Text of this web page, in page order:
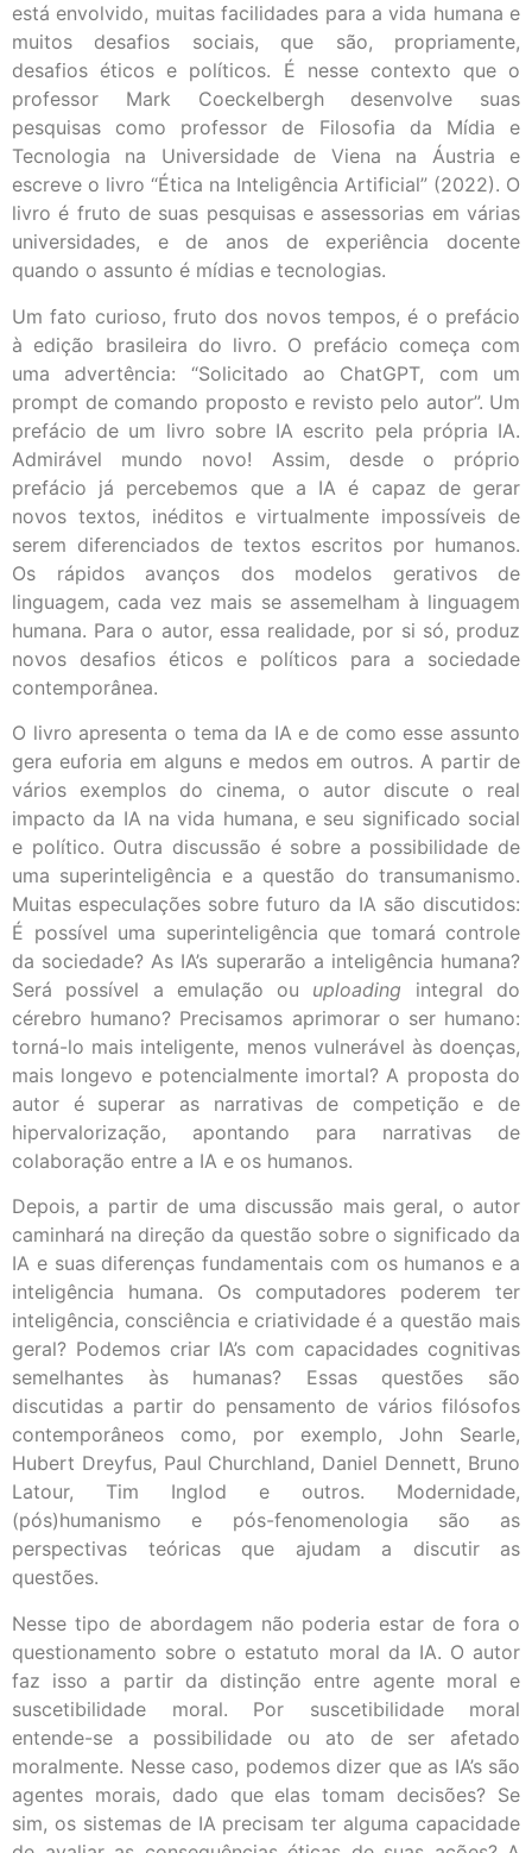
está envolvido, muitas facilidades para a vida humana e
muitos desafios sociais, que são, propriamente,
desafios éticos e políticos. É nesse contexto que o
professor Mark Coeckelbergh desenvolve suas
pesquisas como professor de Filosofia da Mídia e
Tecnologia na Universidade de Viena na Áustria e
escreve o livro “Ética na Inteligência Artificial” (2022). O
livro é fruto de suas pesquisas e assessorias em várias
universidades, e de anos de experiência docente
quando o assunto é mídias e tecnologias.
Um fato curioso, fruto dos novos tempos, é o prefácio
à edição brasileira do livro. O prefácio começa com
uma advertência: “Solicitado ao ChatGPT, com um
prompt de comando proposto e revisto pelo autor”. Um
prefácio de um livro sobre IA escrito pela própria IA.
Admirável mundo novo! Assim, desde o próprio
prefácio já percebemos que a IA é capaz de gerar
novos textos, inéditos e virtualmente impossíveis de
serem diferenciados de textos escritos por humanos.
Os rápidos avanços dos modelos gerativos de
linguagem, cada vez mais se assemelham à linguagem
humana. Para o autor, essa realidade, por si só, produz
novos desafios éticos e políticos para a sociedade
contemporânea.
O livro apresenta o tema da IA e de como esse assunto
gera euforia em alguns e medos em outros. A partir de
vários exemplos do cinema, o autor discute o real
impacto da IA na vida humana, e seu significado social
e político. Outra discussão é sobre a possibilidade de
uma superinteligência e a questão do transumanismo.
Muitas especulações sobre futuro da IA são discutidos:
É possível uma superinteligência que tomará controle
da sociedade? As IA’s superarão a inteligência humana?
Será possível a emulação ou uploading integral do
cérebro humano? Precisamos aprimorar o ser humano:
torná-lo mais inteligente, menos vulnerável às doenças,
mais longevo e potencialmente imortal? A proposta do
autor é superar as narrativas de competição e de
hipervalorização, apontando para narrativas de
colaboração entre a IA e os humanos.
Depois, a partir de uma discussão mais geral, o autor
caminhará na direção da questão sobre o significado da
IA e suas diferenças fundamentais com os humanos e a
inteligência humana. Os computadores poderem ter
inteligência, consciência e criatividade é a questão mais
geral? Podemos criar IA’s com capacidades cognitivas
semelhantes às humanas? Essas questões são
discutidas a partir do pensamento de vários filósofos
contemporâneos como, por exemplo, John Searle,
Hubert Dreyfus, Paul Churchland, Daniel Dennett, Bruno
Latour, Tim Inglod e outros. Modernidade,
(pós)humanismo e pós-fenomenologia são as
perspectivas teóricas que ajudam a discutir as
questões.
Nesse tipo de abordagem não poderia estar de fora o
questionamento sobre o estatuto moral da IA. O autor
faz isso a partir da distinção entre agente moral e
suscetibilidade moral. Por suscetibilidade moral
entende-se a possibilidade ou ato de ser afetado
moralmente. Nesse caso, podemos dizer que as IA’s são
agentes morais, dado que elas tomam decisões? Se
sim, os sistemas de IA precisam ter alguma capacidade